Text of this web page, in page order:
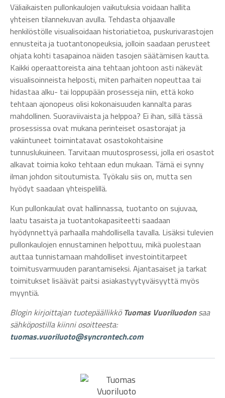
Väliaikaisten pullonkaulojen vaikutuksia voidaan hallita
yhteisen tilannekuvan avulla. Tehdasta ohjaavalle
henkilöstölle visualisoidaan historiatietoa, puskurivarastojen
ennusteita ja tuotantonopeuksia, jolloin saadaan perusteet
ohjata kohti tasapainoa näiden tasojen säätämisen kautta.
Kaikki operaattoreista aina tehtaan johtoon asti näkevät
visualisoinneista helposti, miten parhaiten nopeuttaa tai
hidastaa alku- tai loppupään prosesseja niin, että koko
tehtaan ajonopeus olisi kokonaisuuden kannalta paras
mahdollinen. Suoraviivaista ja helppoa? Ei ihan, sillä tässä
prosessissa ovat mukana perinteiset osastorajat ja
vakiintuneet toimintatavat osastokohtaisine
tunnuslukuineen. Tarvitaan muutosprosessi, jolla eri osastot
alkavat toimia koko tehtaan edun mukaan. Tämä ei synny
ilman johdon sitoutumista. Työkalu siis on, mutta sen
hyödyt saadaan yhteispelillä.
Kun pullonkaulat ovat hallinnassa, tuotanto on sujuvaa,
laatu tasaista ja tuotantokapasiteetti saadaan
hyödynnettyä parhaalla mahdollisella tavalla. Lisäksi tulevien
pullonkaulojen ennustaminen helpottuu, mikä puolestaan
auttaa tunnistamaan mahdolliset investointitarpeet
toimitusvarmuuden parantamiseksi. Ajantasaiset ja tarkat
toimitukset lisäävät paitsi asiakastyytyväisyyttä myös
myyntiä.
Blogin kirjoittajan tuotepäällikkö Tuomas Vuoriluodonsaa
sähköpostilla kiinni osoitteesta:
tuomas.vuoriluoto@syncrontech.com